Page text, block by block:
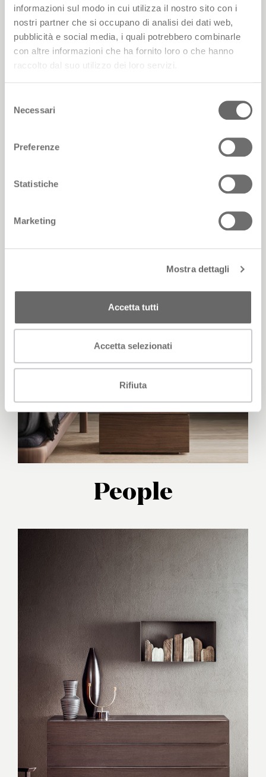
informazioni sul modo in cui utilizza il nostro sito con i
nostri partner che si occupano di analisi dei dati web,
pubblicità e social media, i quali potrebbero combinarle
con altre informazioni che ha fornito loro o che hanno
raccolto dal suo utilizzo dei loro servizi.
delNecessari
Preferenze
Statistiche
Marketing
Mostra dettagli
Accetta tutti
Accetta selezionati
Rifiuta
Dedalo
Segno
People